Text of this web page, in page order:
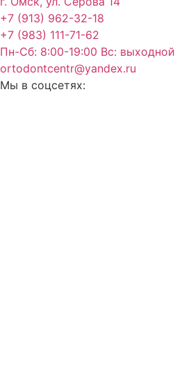
+7 (913) 962-32-18
+7 (983) 111-71-62
Пн-Сб: 8:00-19:00 Вс: выходной
ortodontcentr@yandex.ru
Мы в соцсетях: